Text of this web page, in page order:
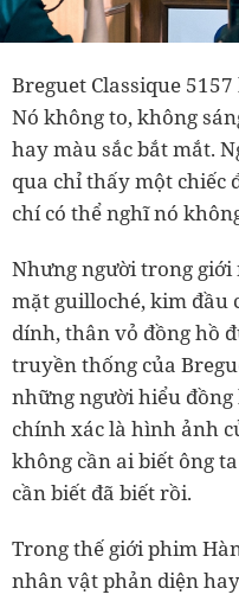
Breguet Classique
Nó không to, không
hay màu sắc bắt mắt.
qua chỉ thấy một chiếc
chí có thể nghĩ nó
Nhưng người trong
mặt guilloché, kim đầu
dính, thân vỏ đồng hồ
truyền thống của
những người hiểu đồng
chính xác là hình ảnh
không cần ai biết ông
cần biết đã biết rồi.
Trong thế giới phim
nhân vật phản diện